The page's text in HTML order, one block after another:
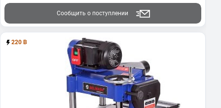
Сообщить о поступлении
220 В